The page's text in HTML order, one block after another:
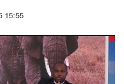
15:55